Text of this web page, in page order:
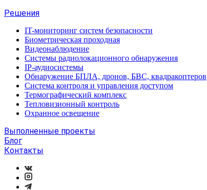
Решения
IT-мониторинг систем безопасности
Биометрическая проходная
Видеонаблюдение
Системы радиолокационного обнаружения
IP-аудиосистемы
Обнаружение БПЛА, дронов, БВС, квадракоптеров
Система контроля и управления доступом
Термографический комплекс
Тепловизионный контроль
Охранное освещение
Выполненные проекты
Блог
Контакты